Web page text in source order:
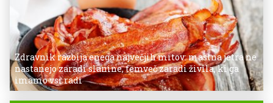
Zdravnik razbija enega največjih mitov: mastna jetra ne
nastanejo zaradi slanine, temveč zaradi živila, ki ga
imamo vsi radi